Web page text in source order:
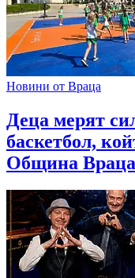
Новини от Враца
Деца мерят
баскетбол,
Община Враца